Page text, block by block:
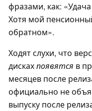
фразами, как:
Хотя мой
обратном».
Ходят слухи, что
дискахпоявятся в
месяцев после
официально не
выпуску после